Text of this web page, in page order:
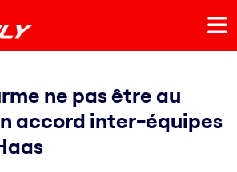
ne pas être au
accord inter-équipes